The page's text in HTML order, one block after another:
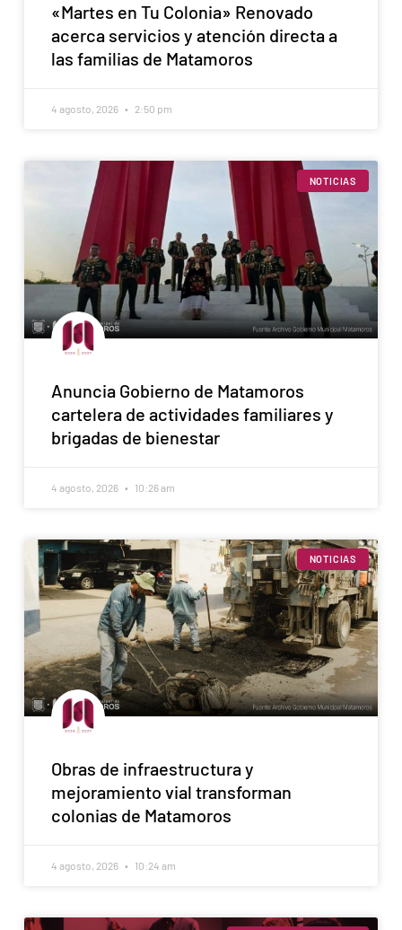
«Martes en Tu Colonia» Renovado
acerca servicios y atención directa a
las familias de Matamoros
4 agosto, 2026 2:50 pm
NOTICIAS
Anuncia Gobierno de Matamoros
cartelera de actividades familiares y
brigadas de bienestar
4 agosto, 2026 10:26 am
NOTICIAS
Obras de infraestructura y
mejoramiento vial transforman
colonias de Matamoros
4 agosto, 2026 10:24 am